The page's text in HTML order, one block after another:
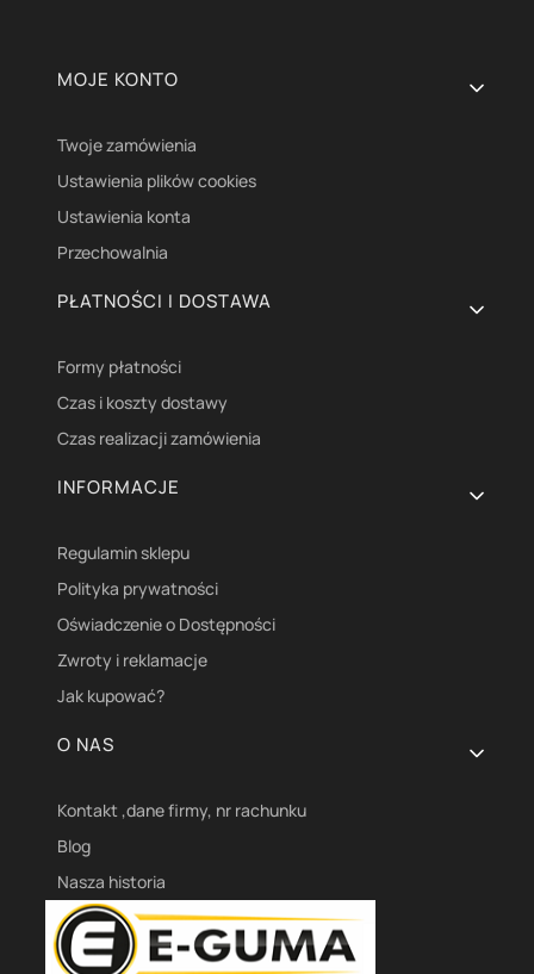
Linki w stopce
MOJE KONTO
Twoje zamówienia
Ustawienia plików cookies
Ustawienia konta
Przechowalnia
PŁATNOŚCI I DOSTAWA
Formy płatności
Czas i koszty dostawy
Czas realizacji zamówienia
INFORMACJE
Regulamin sklepu
Polityka prywatności
Oświadczenie o Dostępności
Zwroty i reklamacje
Jak kupować?
O NAS
Kontakt ,dane firmy, nr rachunku
Blog
Nasza historia